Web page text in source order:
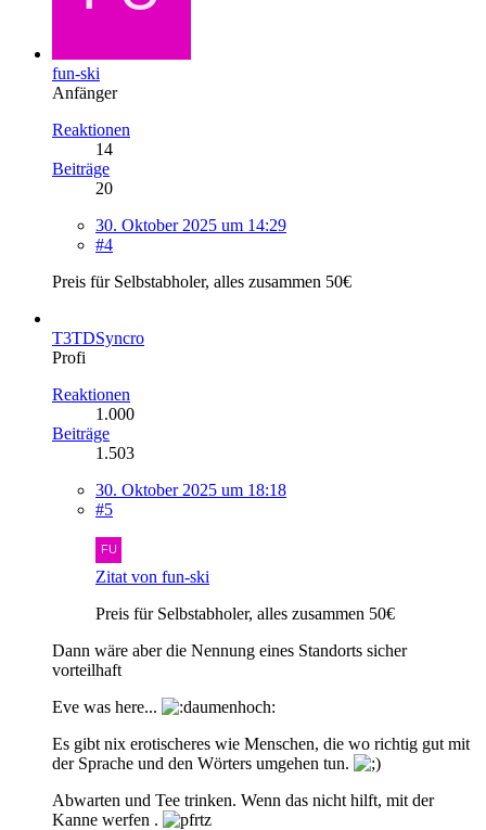
fun-ski
Anfänger
Reaktionen
14
Beiträge
20
30. Oktober 2025 um 14:29
#4
Preis für Selbstabholer, alles zusammen 50€
T3TDSyncro
Profi
Reaktionen
1.000
Beiträge
1.503
30. Oktober 2025 um 18:18
#5
Zitat von fun-ski
Preis für Selbstabholer, alles zusammen 50€
Dann wäre aber die Nennung eines Standorts sicher
vorteilhaft
Eve was here...
Es gibt nix erotischeres wie Menschen, die wo richtig gut mit
der Sprache und den Wörters umgehen tun.
Abwarten und Tee trinken. Wenn das nicht hilft, mit der
Kanne werfen .